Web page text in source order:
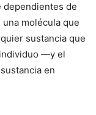
dependientes de
molécula que
sustancia que
—y el
en